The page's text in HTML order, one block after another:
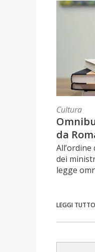
Cultura
da
dei
legge
LEGGI TUTTO